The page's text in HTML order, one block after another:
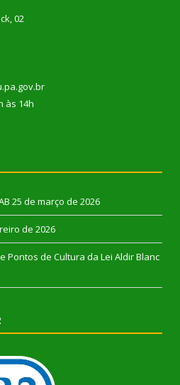
02
às 14h
25 de março de 2026
de 2026
Pontos de Cultura da Lei Aldir Blanc